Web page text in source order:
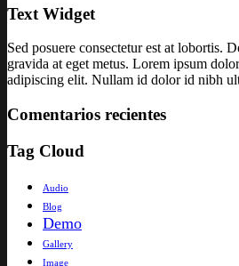
Text Widget
Sed posuere consectetur est at lobortis.
gravida at eget metus. Lorem ipsum
adipiscing elit. Nullam id dolor id nibh
Comentarios recientes
Tag Cloud
Audio
Blog
Demo
Gallery
Image